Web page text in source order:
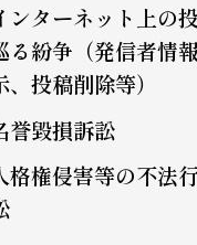
ンターネット上の
る紛争（発信者情
、投稿削除等）
誉毀損訴訟
格権侵害等の不法